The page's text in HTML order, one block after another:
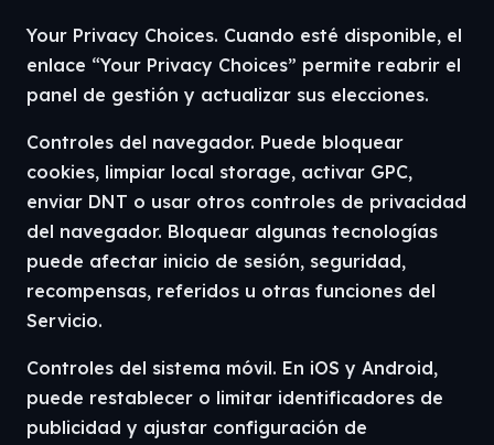
Your Privacy Choices. Cuando esté disponible, el
enlace “Your Privacy Choices” permite reabrir el
panel de gestión y actualizar sus elecciones.
Controles del navegador. Puede bloquear
cookies, limpiar local storage, activar GPC,
enviar DNT o usar otros controles de privacidad
del navegador. Bloquear algunas tecnologías
puede afectar inicio de sesión, seguridad,
recompensas, referidos u otras funciones del
Servicio.
Controles del sistema móvil. En iOS y Android,
puede restablecer o limitar identificadores de
publicidad y ajustar configuración de